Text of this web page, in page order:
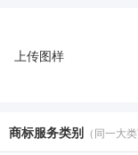
上传图样
商标服务类别 （同一大